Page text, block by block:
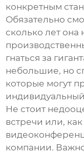
конкретным
Обязательно
сколько лет она
гнаться за
небольшие, но
которые могут
Не стоит
встречи или,
компании.